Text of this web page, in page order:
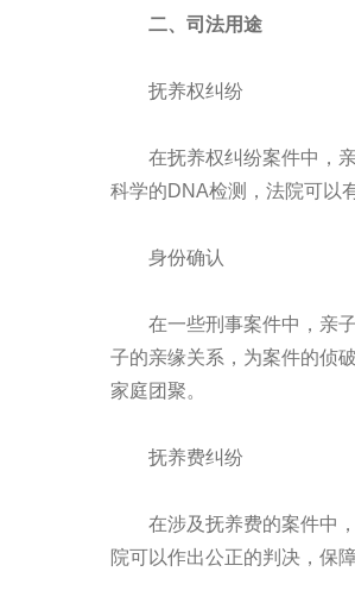
二、司法用途
抚养权纠纷
在抚养权纠纷案件中，亲
科学的DNA检测，法院可以
身份确认
在一些刑事案件中，亲子
子的亲缘关系，为案件的侦
家庭团聚。
抚养费纠纷
在涉及抚养费的案件中，
院可以作出公正的判决，保